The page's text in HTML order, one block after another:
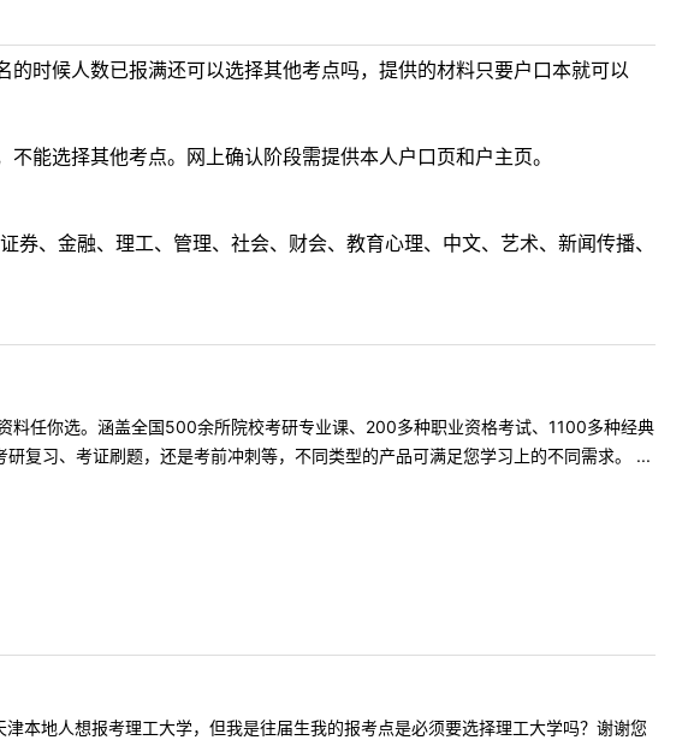
时候人数已报满还可以选择其他考点吗，提供的材料只要户口本就可以
能选择其他考点。网上确认阶段需提供本人户口页和户主页。
、金融、理工、管理、社会、财会、教育心理、中文、艺术、新闻传播、
料任你选。涵盖全国500余所院校考研专业课、200多种职业资格考试、1100多种经典
复习、考证刷题，还是考前冲刺等，不同类型的产品可满足您学习上的不同需求。 ...
地人想报考理工大学，但我是往届生我的报考点是必须要选择理工大学吗？谢谢您